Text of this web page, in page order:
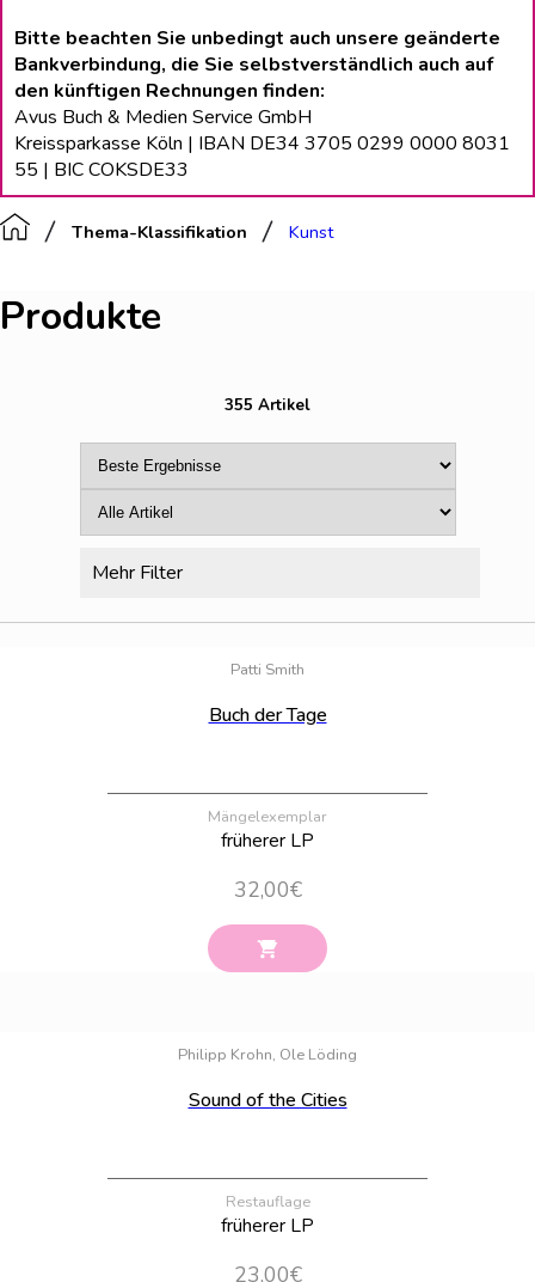
Bitte beachten Sie unbedingt auch unsere geänderte
Bankverbindung, die Sie selbstverständlich auch auf
den künftigen Rechnungen finden:
Avus Buch & Medien Service GmbH
Kreissparkasse Köln | IBAN DE34 3705 0299 0000 8031
55 | BIC COKSDE33
Thema-Klassifikation Kunst
Produkte
355 Artikel
Mehr Filter
Patti Smith
Buch der Tage
Mängelexemplar
früherer LP
32,00€
Philipp Krohn, Ole Löding
Sound of the Cities
Restauflage
früherer LP
23,00€